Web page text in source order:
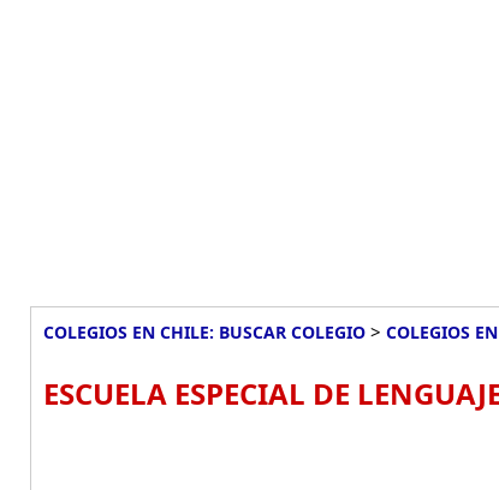
COLEGIOS EN CHILE: BUSCAR COLEGIO > COLEGIOS
ESCUELA ESPECIAL DE